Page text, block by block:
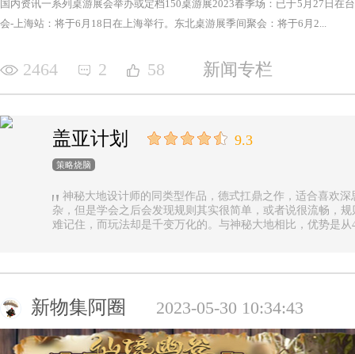
国内资讯一系列桌游展会举办或定档150桌游展2023春季场：已于5月27日在
会-上海站：将于6月18日在上海举行。东北桌游展季间聚会：将于6月2...
2464 2 58 新闻专栏
盖亚计划 9.3
策略烧脑
神秘大地设计师的同类型作品，德式扛鼎之作，适合喜欢
杂，但是学会之后会发现规则其实很简单，或者说很流畅，
难记住，而玩法却是千变万化的。与神秘大地相比，优势是
新物集阿圈 2023-05-30 10:34:43